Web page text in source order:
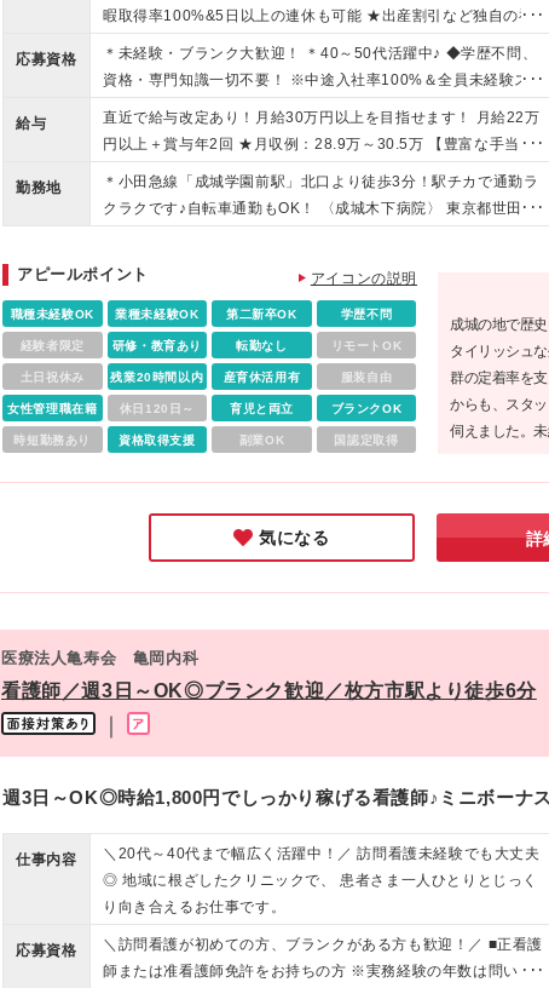
暇取得率100%&5日以上の連休も可能 ★出産割引など独自の福
利厚生あり
応募資格
＊未経験・ブランク大歓迎！ ＊40～50代活躍中♪ ◆学歴不問、
資格・専門知識一切不要！ ※中途入社率100%＆全員未経験スタ
ートです ＼こんな方にピッタリです！／ ★人の役に立つお仕事
にやりがいを感じる方 ★綺麗好きな方、整理整頓やテキパキ動
くのが得意な方 ★残業なしで家庭や趣味と無理なく両立させた
い方 面接は1回！ お人柄や温かさを最重視した、スピード採用
を行います★
給与
直近で給与改定あり！月給30万円以上を目指せます！ 月給22万
円以上＋賞与年2回 ★月収例：28.9万～30.5万 【豊富な手当】
職務手当：4万円 住宅手当：1.3万円 皆勤手当：1万円 夜勤手
当：5万円（月5回の場合） 分娩手当 特殊勤務手当 更衣手当
【初年度想定年収】 370万～500万円 【一分単位での残業代支
残業時間は10時間以下です。 ・時間外勤務分は1分単位で承
認・支給します。 試用期間3ヵ月あり。期間中の給与・待遇の差
異はありません
勤務地
＊小田急線「成城学園前駅」北口より徒歩3分！駅チカで通勤ラ
クラクです♪自転車通勤もOK！ 〈成城木下病院〉 東京都世田谷
アピールポイント アイコンの説明
職種未経験OK 業種未経験OK 第二新卒OK 学歴不問
経験者限定 研修・教育あり 転勤なし リモートOK
土日祝休み 残業20時間以内 産育休活用有 服装自由
女性管理職在籍 休日120日～ 育児と両立 ブランクOK
時短勤務あり 資格取得支援 副業OK 国認定取得
成城の地で歴
タイリッシュ
群の定着率を
からも、スタ
伺えました。
ど、私生活も
の職場だと実
気になる 詳
医療法人亀寿会 亀岡内科
看護師／週3日～OK◎ブランク歓迎／枚方市駅より徒歩6分
週3日～OK◎時給1,800円でしっかり稼げる看護師♪ミニボーナ
仕事内容
＼20代～40代まで幅広く活躍中！／ 訪問看護未経験でも大丈夫
◎ 地域に根ざしたクリニックで、 患者さま一人ひとりとじっく
り向き合えるお仕事です。
応募資格
＼訪問看護が初めての方、ブランクがある方も歓迎！／ ■正看護
師または准看護師免許をお持ちの方 ※実務経験の年数は問いま